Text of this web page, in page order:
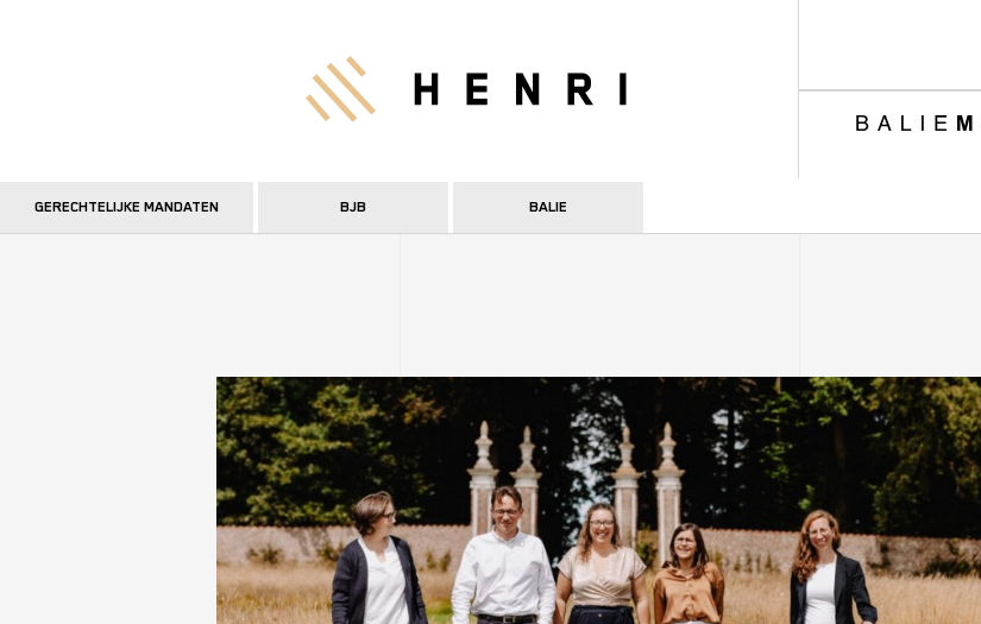
Henri
GERECHTELIJKE MANDATEN BJB BALIE